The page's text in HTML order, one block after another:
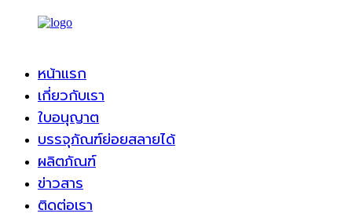
หน้าแรก
เกี่ยวกับเรา
ใบอนุญาต
บรรจุภัณฑ์ย่อยสลายได้
ผลิตภัณฑ์
ข่าวสาร
ติดต่อเรา